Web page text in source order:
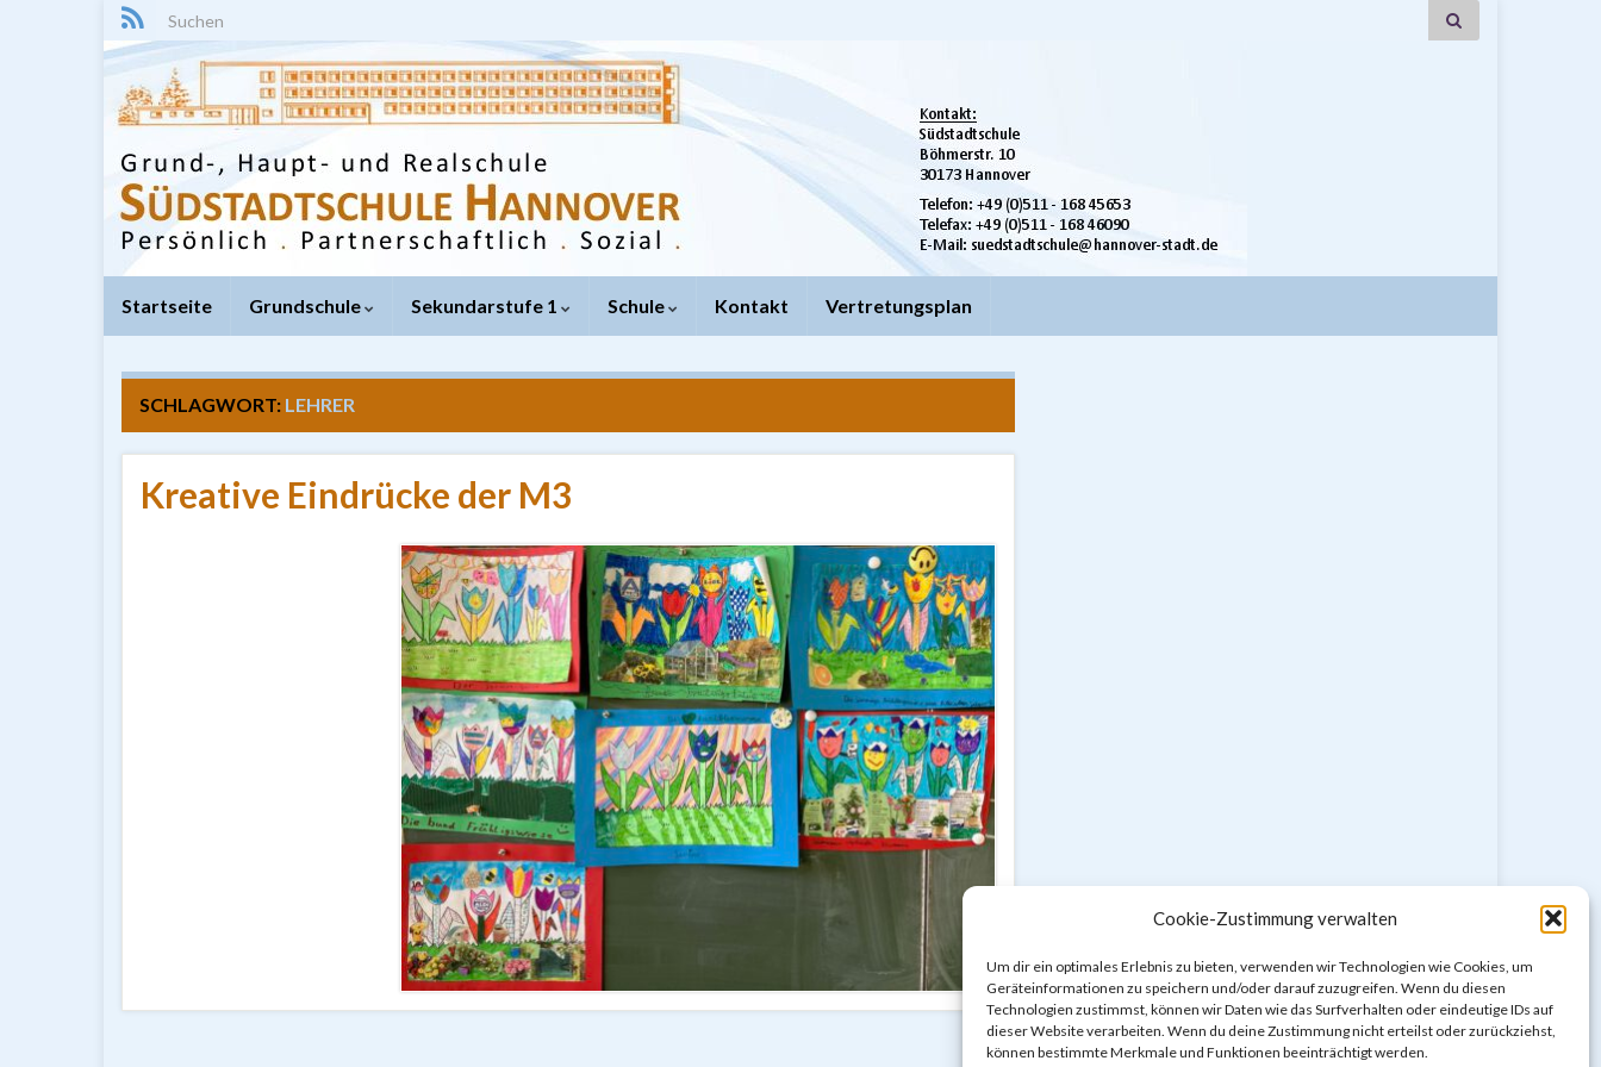
Cookie-Zustimmung verwalten
Um dir ein optimales Erlebnis zu bieten, verwenden wir Technologien wie Cookies, um
Geräteinformationen zu speichern und/oder darauf zuzugreifen. Wenn du diesen
Technologien zustimmst, können wir Daten wie das Surfverhalten oder eindeutige IDs auf
dieser Website verarbeiten. Wenn du deine Zustimmung nicht erteilst oder zurückziehst,
können bestimmte Merkmale und Funktionen beeinträchtigt werden.
Search for:
Startseite Grundschule Sekundarstufe 1 Schule Kontakt Vertretungsplan
SCHLAGWORT: LEHRER
Kreative Eindrücke der M3